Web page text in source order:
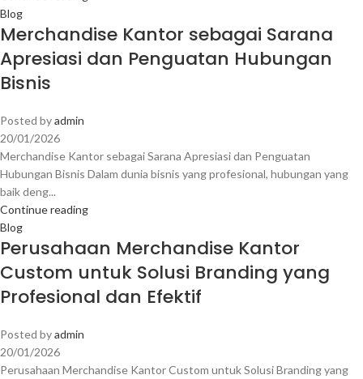
Blog
Merchandise Kantor sebagai Sarana
Apresiasi dan Penguatan Hubungan
Bisnis
Posted byadmin
20/01/2026
Merchandise Kantor sebagai Sarana Apresiasi dan Penguatan
Hubungan Bisnis Dalam dunia bisnis yang profesional, hubungan yang
baik deng...
Continue reading
Blog
Perusahaan Merchandise Kantor
Custom untuk Solusi Branding yang
Profesional dan Efektif
Posted byadmin
20/01/2026
Perusahaan Merchandise Kantor Custom untuk Solusi Branding yang